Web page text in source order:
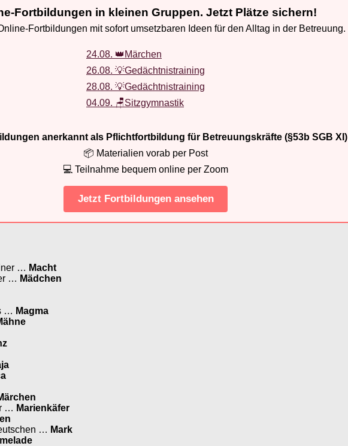
Fortbildungen in kleinen Gruppen. Jetzt Plätze sichern!
Fortbildungen mit sofort umsetzbaren Ideen für den Alltag in der Betreuung.
24.08. 👑Märchen
26.08. 💡Gedächtnistraining
28.08. 💡Gedächtnistraining
04.09. 🪑Sitzgymnastik
anerkannt als Pflichtfortbildung für Betreuungskräfte (§53b SGB XI)
📦 Materialien vorab per Post
💻 Teilnahme bequem online per Zoom
Jetzt Fortbildungen ansehen
… Macht
… Mädchen
… Magma
… Marienkäfer
… Mark